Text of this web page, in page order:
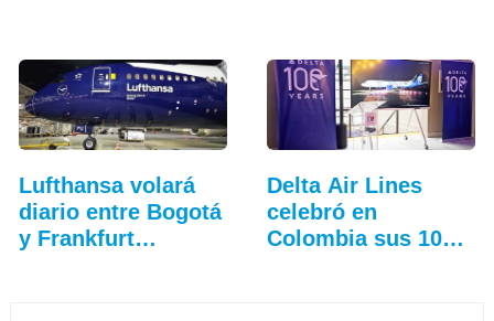
Lufthansa volará
diario entre Bogotá
y Frankfurt…
Delta Air Lines
celebró en
Colombia sus 100